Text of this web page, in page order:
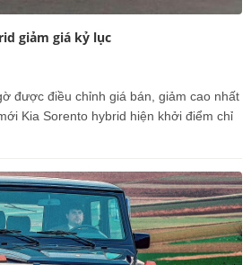
giảm giá kỷ lục
được điều chỉnh giá bán, giảm cao nhất
Kia Sorento hybrid hiện khởi điểm chỉ